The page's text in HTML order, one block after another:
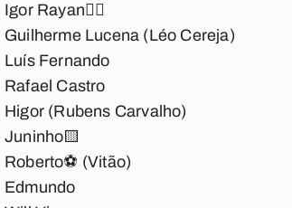
Igor Rayan🖐🏽
Guilherme Lucena (Léo Cereja)
Luís Fernando
Rafael Castro
Higor (Rubens Carvalho)
Juninho🟨
Roberto⚽ (Vitão)
Edmundo